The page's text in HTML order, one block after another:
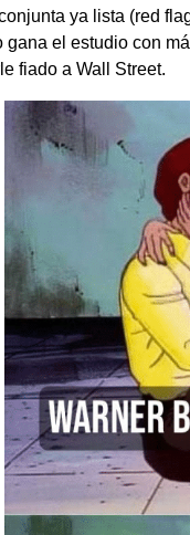
ya lista (red
gana el estudio con
fiado a Wall Street.